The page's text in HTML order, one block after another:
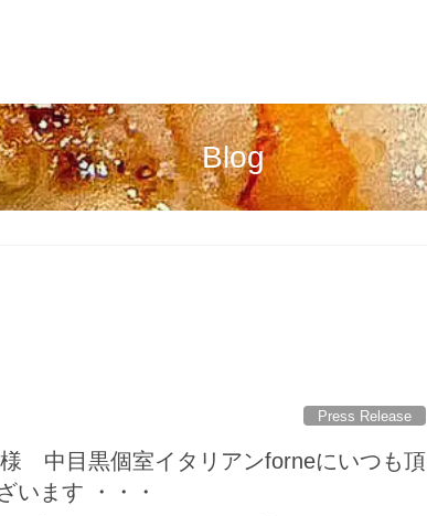
Blog
Press Release
中目黒個室イタリアンforneにいつも頂
います ・・・